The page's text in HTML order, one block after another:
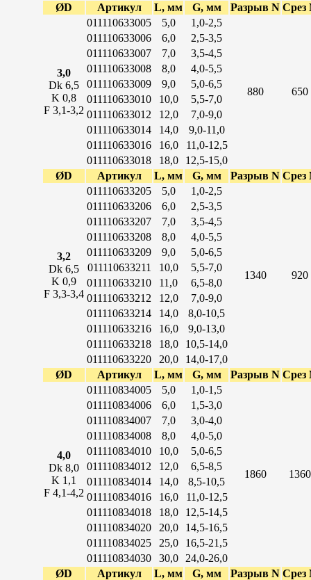
ØD
Артикул L, мм G, мм Разрыв N Срез
3,0
Dk 6,5
K 0,8
F 3,1-3,2
011110633005 5,0 1,0-2,5
880 650
011110633006 6,0
2,5-3,5
011110633007
7,0
3,5-4,5
011110633008
8,0
4,0-5,5
011110633009
9,0
5,0-6,5
011110633010
10,0
5,5-7,0
011110633012
12,0
7,0-9,0
011110633014
14,0
9,0-11,0
011110633016
16,0
11,0-12,5
011110633018
18,0
12,5-15,0
ØD
Артикул L, мм G, мм Разрыв N Срез
3,2
Dk 6,5
K 0,9
F 3,3-3,4
011110633205 5,0 1,0-2,5
1340 920
011110633206 6,0
2,5-3,5
011110633207
7,0
3,5-4,5
011110633208
8,0
4,0-5,5
011110633209
9,0
5,0-6,5
011110633211
10,0
5,5-7,0
011110633210
11,0
6,5-8,0
011110633212
12,0
7,0-9,0
011110633214
14,0
8,0-10,5
011110633216
16,0
9,0-13,0
011110633218
18,0
10,5-14,0
011110633220
20,0
14,0-17,0
ØD
Артикул L, мм G, мм Разрыв N Срез
4,0
Dk 8,0
K 1,1
F 4,1-4,2
011110834005 5,0 1,0-1,5
1860 1360
011110834006 6,0
1,5-3,0
011110834007
7,0
3,0-4,0
011110834008
8,0
4,0-5,0
011110834010
10,0
5,0-6,5
011110834012
12,0
6,5-8,5
011110834014
14,0
8,5-10,5
011110834016
16,0
11,0-12,5
011110834018
18,0
12,5-14,5
011110834020
20,0
14,5-16,5
011110834025
25,0
16,5-21,5
011110834030
30,0
24,0-26,0
ØD
Артикул L, мм G, мм Разрыв N Срез